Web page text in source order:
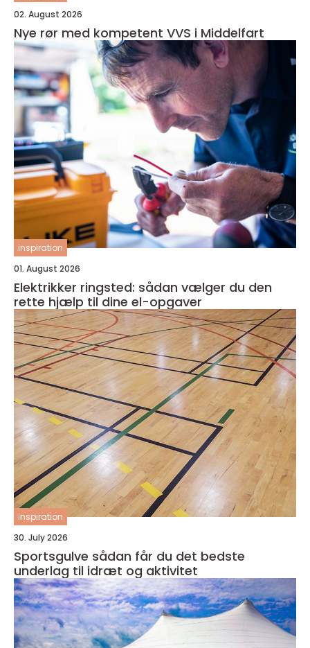
02. August 2026
Nye rør med kompetent VVS i Middelfart
inspiration
01. August 2026
Elektrikker ringsted: sådan vælger du den
rette hjælp til dine el-opgaver
inspiration
30. July 2026
Sportsgulve sådan får du det bedste
underlag til idræt og aktivitet